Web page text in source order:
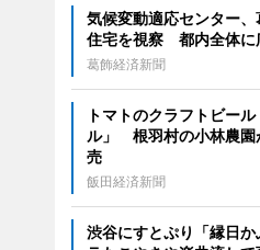
気候変動適応センター
住宅を視察 都内全体に
葛飾経済新聞
トマトのクラフトビー
ル」 根羽村の小林農園
売
飯田経済新聞
渋谷にすとぷり「縁日